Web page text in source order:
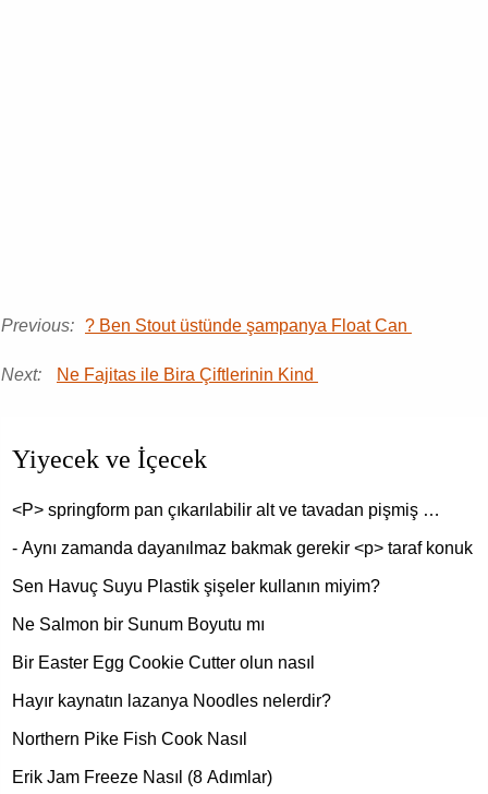
Previous: ? Ben Stout üstünde şampanya Float Can
Next: Ne Fajitas ile Bira Çiftlerinin Kind
Yiyecek ve İçecek
<P> springform pan çıkarılabilir alt ve tavadan pişmiş …
- Aynı zamanda dayanılmaz bakmak gerekir <p> taraf konuk
Sen Havuç Suyu Plastik şişeler kullanın miyim?
Ne Salmon bir Sunum Boyutu mı
Bir Easter Egg Cookie Cutter olun nasıl
Hayır kaynatın lazanya Noodles nelerdir?
Northern Pike Fish Cook Nasıl
Erik Jam Freeze Nasıl (8 Adımlar)